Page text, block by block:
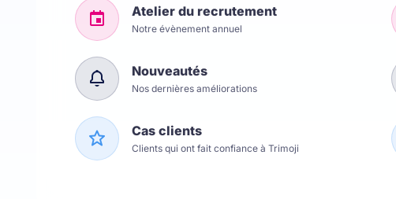
Atelier du recrutement
Notre évènement annuel
Nouveautés
Nos dernières améliorations
Cas clients
Clients qui ont fait confiance à Trimoji